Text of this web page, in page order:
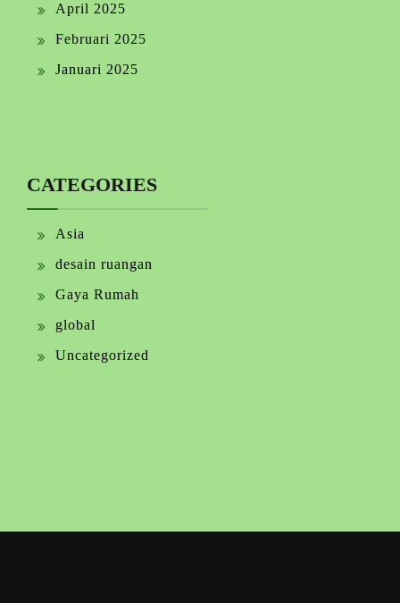
April 2025
Februari 2025
Januari 2025
CATEGORIES
Asia
desain ruangan
Gaya Rumah
global
Uncategorized